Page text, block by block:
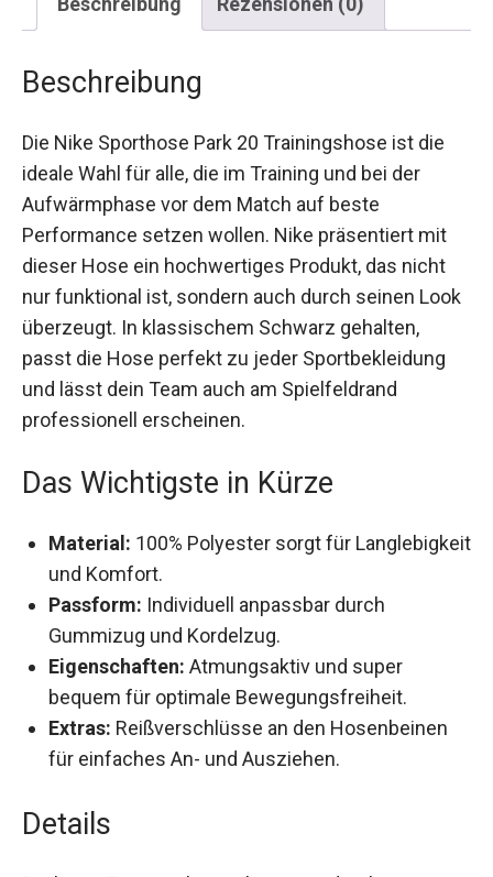
Beschreibung
ideale Wahl für alle, die im Training und bei der
Aufwärmphase vor dem Match auf beste
Performance setzen wollen. Nike präsentiert mit
dieser Hose ein hochwertiges Produkt, das nicht
nur funktional ist, sondern auch durch seinen
Look überzeugt. In klassischem Schwarz
gehalten, passt die Hose perfekt zu jeder
Sportbekleidung und lässt dein Team auch am
Spielfeldrand professionell erscheinen.
Das Wichtigste in Kürze
Langlebigkeit und Komfort.
Passform:Individuell anpassbar durch
Gummizug und Kordelzug.
Eigenschaften: Atmungsaktiv und super
bequem für optimale Bewegungsfreiheit.
Extras:Reißverschlüsse an den Hosenbeinen
für einfaches An- und Ausziehen.
Details